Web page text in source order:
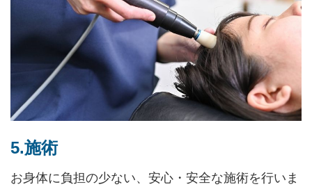
5.施術
お身体に負担の少ない、安心・安全な施術を行いま